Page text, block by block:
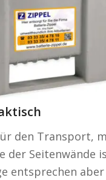
den Transport,
der
entsprechen